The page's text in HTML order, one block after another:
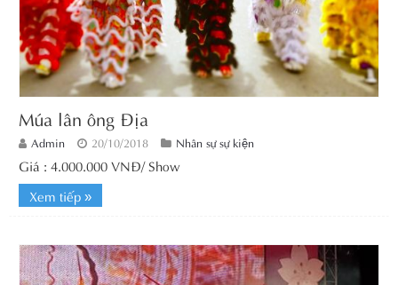
Múa lân ông Địa
Admin 20/10/2018 Nhân sự sự kiện
Giá : 4.000.000 VNĐ/ Show
Xem tiếp »